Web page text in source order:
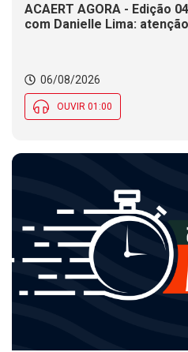
ACAERT AGORA - Edição
com Danielle Lima:
06/08/2026
OUVIR 01:00